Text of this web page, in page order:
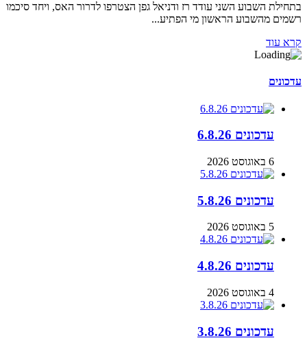
בתחילת השבוע השני עודד רז ודניאל גפן הצטרפו לדרור האס, ויחד סיכמו
רשמים מהשבוע הראשון מי הפתיע...
קרא עוד
עדכונים
עדכונים 6.8.26
6 באוגוסט 2026
עדכונים 5.8.26
5 באוגוסט 2026
עדכונים 4.8.26
4 באוגוסט 2026
עדכונים 3.8.26